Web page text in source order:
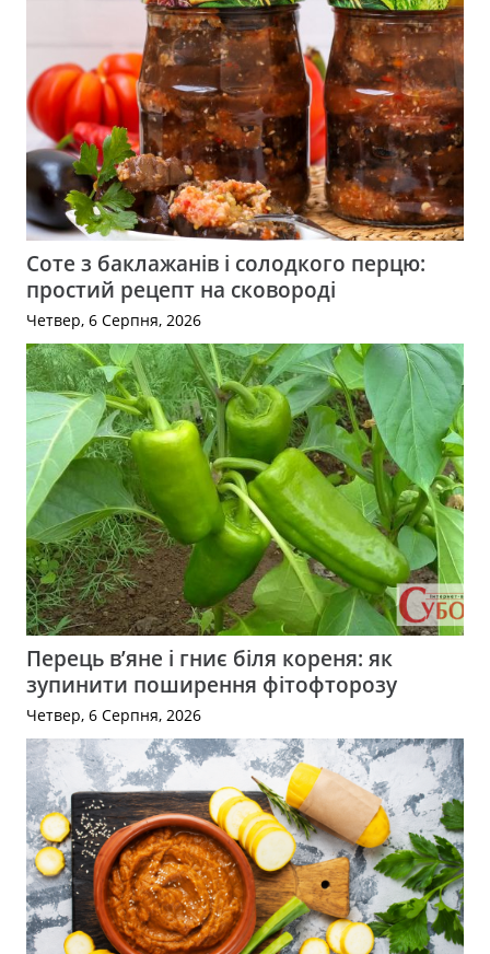
Соте з баклажанів і солодкого перцю:
простий рецепт на сковороді
Четвер, 6 Серпня, 2026
Перець в’яне і гниє біля кореня: як
зупинити поширення фітофторозу
Четвер, 6 Серпня, 2026